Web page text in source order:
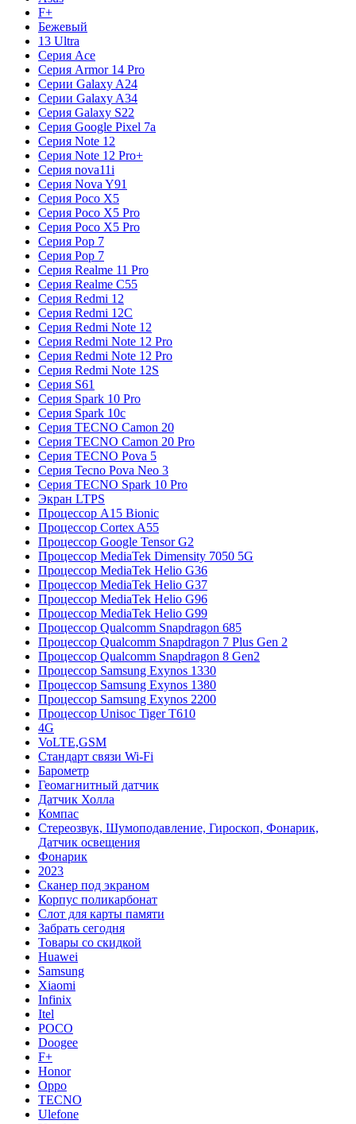
F+
Бежевый
13 Ultra
Серия Ace
Серия Armor 14 Pro
Серии Galaxy A24
Серии Galaxy A34
Серия Galaxy S22
Серия Google Pixel 7a
Серия Note 12
Серия Note 12 Pro+
Серия nova11i
Серия Nova Y91
Серия Poco X5
Серия Poco X5 Pro
Серия Poco X5 Pro
Серия Pop 7
Серия Pop 7
Серия Realme 11 Pro
Серия Realme C55
Серия Redmi 12
Серия Redmi 12C
Серия Redmi Note 12
Серия Redmi Note 12 Pro
Серия Redmi Note 12 Pro
Серия Redmi Note 12S
Серия S61
Серия Spark 10 Pro
Серия Spark 10c
Серия TECNO Camon 20
Серия TECNO Camon 20 Pro
Серия TECNO Pova 5
Серия Tecno Pova Neo 3
Серия TECNO Spark 10 Pro
Экран LTPS
Процессор A15 Bionic
Процессор Cortex A55
Процессор Google Tensor G2
Процессор MediaTek Dimensity 7050 5G
Процессор MediaTek Helio G36
Процессор MediaTek Helio G37
Процессор MediaTek Helio G96
Процессор MediaTek Helio G99
Процессор Qualcomm Snapdragon 685
Процессор Qualcomm Snapdragon 7 Plus Gen 2
Процессор Qualcomm Snapdragon 8 Gen2
Процессор Samsung Exynos 1330
Процессор Samsung Exynos 1380
Процессор Samsung Exynos 2200
Процессор Unisoc Tiger T610
4G
VoLTE,GSM
Cтандарт связи Wi-Fi
Барометр
Геомагнитный датчик
Датчик Холла
Компас
Стереозвук, Шумоподавление, Гироскоп, Фонарик,
Датчик освещения
Фонарик
2023
Сканер под экраном
Корпус поликарбонат
Слот для карты памяти
Забрать сегодня
Товары со скидкой
Huawei
Samsung
Xiaomi
Infinix
Itel
POCO
Doogee
F+
Honor
Oppo
TECNO
Ulefone